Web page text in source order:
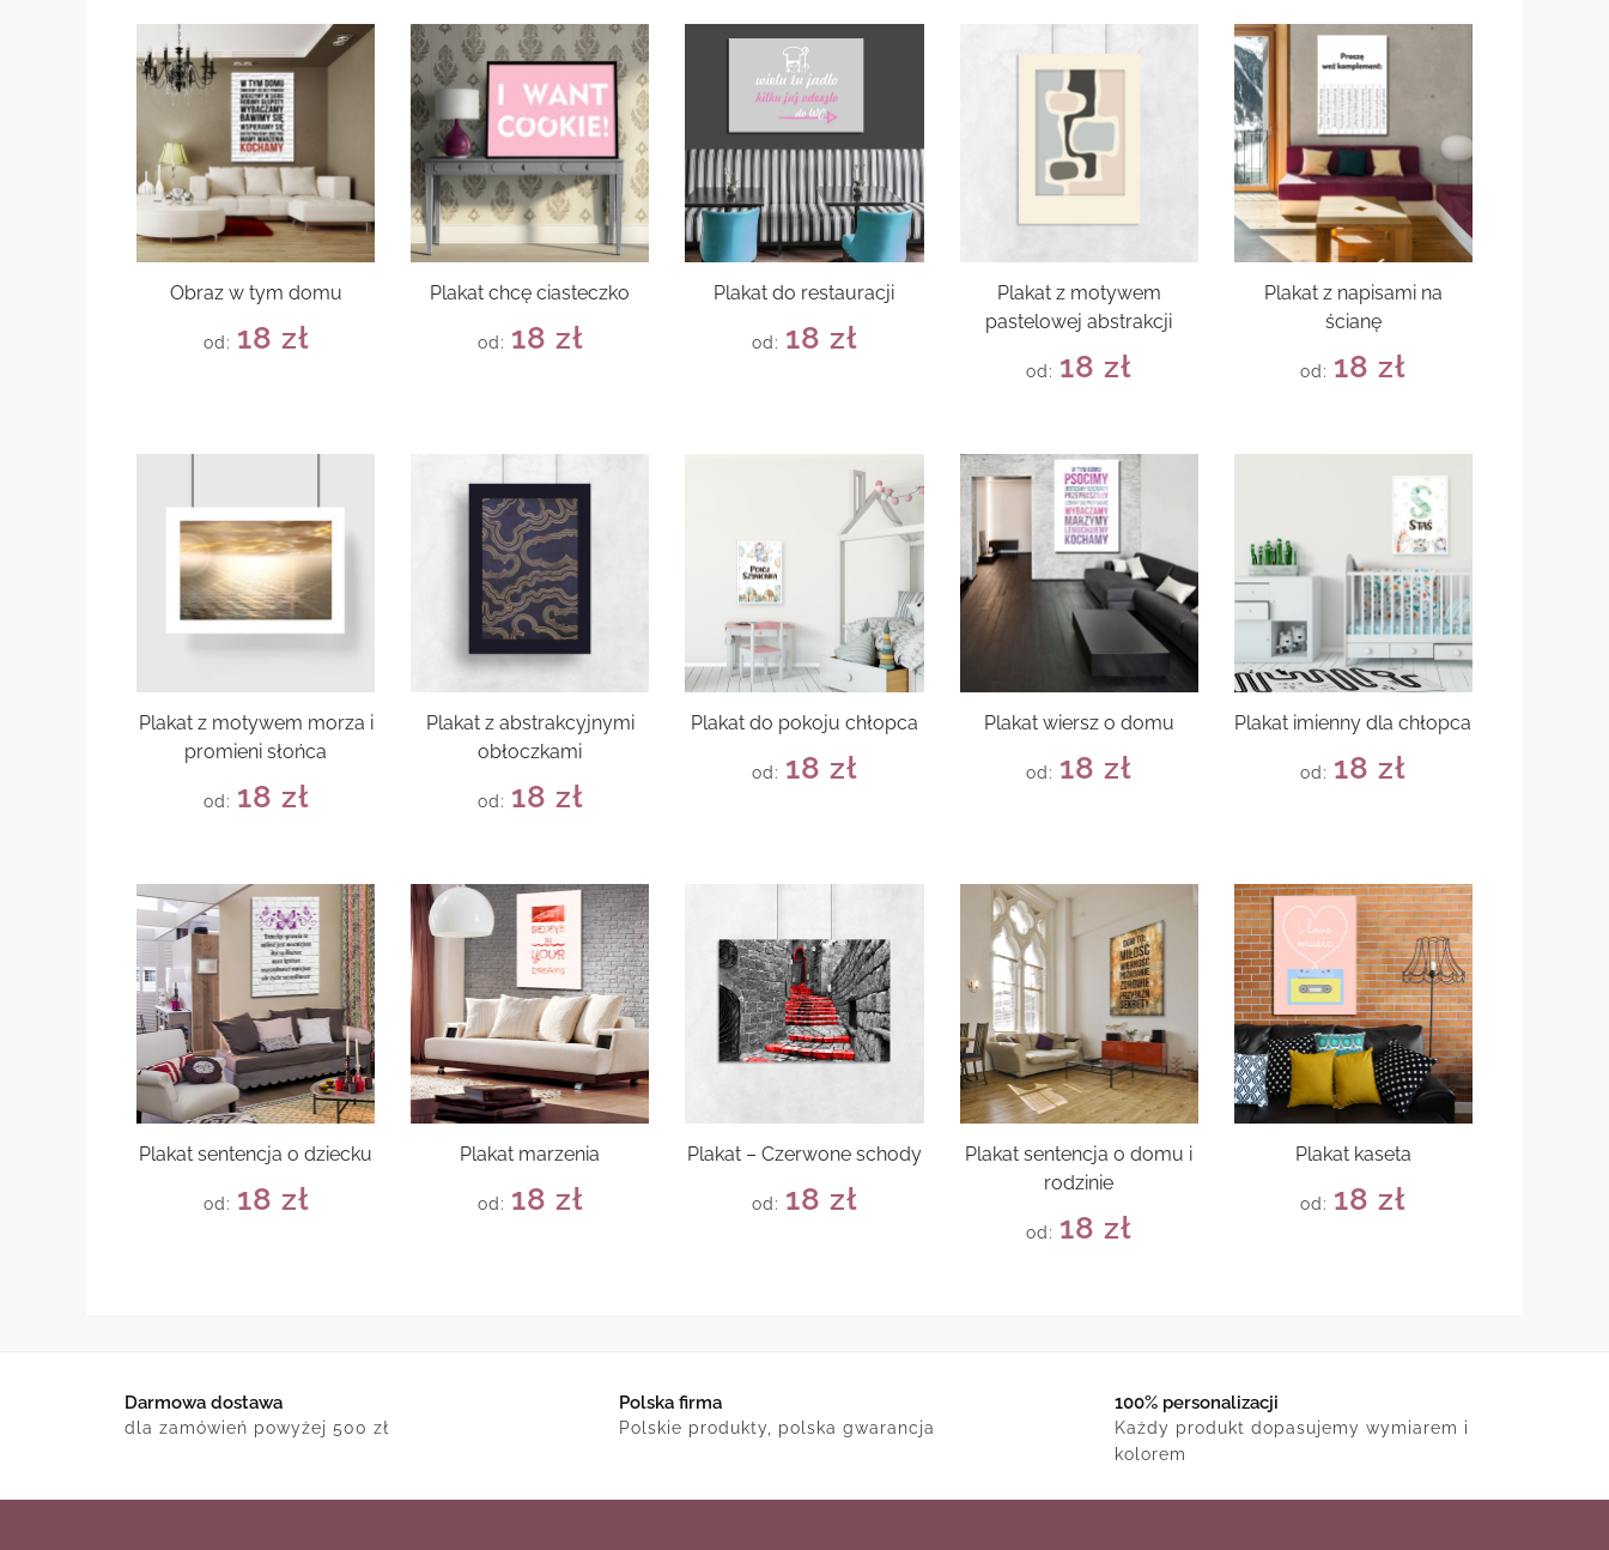
Obraz w tym domu
od: 18 zł
Plakat chcę ciasteczko
od: 18 zł
Plakat do restauracji
od: 18 zł
Plakat z motywem
pastelowej abstrakcji
od: 18zł
Plakat z napisami na
ścianę
od: 18zł
Plakat z motywem morza i
promieni słońca
od: 18 zł
Plakat z abstrakcyjnymi
obłoczkami
od: 18 zł
Plakat do pokoju chłopca
od: 18 zł
Plakat wiersz o domu
od: 18zł
Plakat imienny dla chłopca
od: 18zł
Plakat sentencja o dziecku
od: 18 zł
Plakat marzenia
od: 18 zł
Plakat – Czerwone schody
od: 18 zł
Plakat sentencja o domu i
rodzinie
od: 18zł
Plakat kaseta
od: 18zł
Darmowa dostawa
dla zamówień powyżej 500 zł
Polska firma
Polskie produkty, polska gwarancja
100% personalizacji
Każdy produkt dopasujemy wymiarem i
kolorem